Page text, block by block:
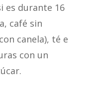
es durante 16
café sin
canela), té e
con un